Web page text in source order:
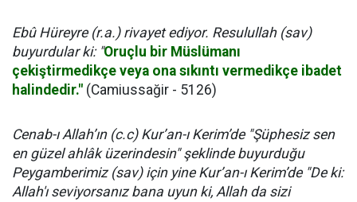
Ebû Hüreyre (r.a.) rivayet ediyor. Resulullah (sav)
buyurdular ki: "Oruçlu bir Müslümanı
çekiştirmedikçe veya ona sıkıntı vermedikçe ibadet
halindedir." (Camiussağir - 5126)
Cenab-ı Allah’ın (c.c) Kur’an-ı Kerim’de "Şüphesiz sen
en güzel ahlâk üzerindesin" şeklinde buyurduğu
Peygamberimiz (sav) için yine Kur’an-ı Kerim’de "De ki:
Allah'ı seviyorsanız bana uyun ki, Allah da sizi